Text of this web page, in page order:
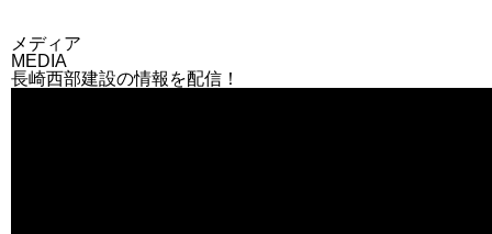
メディア
MEDIA
長崎西部建設の情報を配信！